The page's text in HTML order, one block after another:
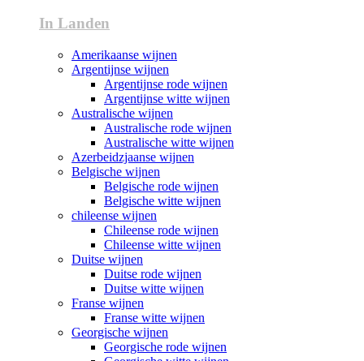
In Landen
Amerikaanse wijnen
Argentijnse wijnen
Argentijnse rode wijnen
Argentijnse witte wijnen
Australische wijnen
Australische rode wijnen
Australische witte wijnen
Azerbeidzjaanse wijnen
Belgische wijnen
Belgische rode wijnen
Belgische witte wijnen
chileense wijnen
Chileense rode wijnen
Chileense witte wijnen
Duitse wijnen
Duitse rode wijnen
Duitse witte wijnen
Franse wijnen
Franse witte wijnen
Georgische wijnen
Georgische rode wijnen